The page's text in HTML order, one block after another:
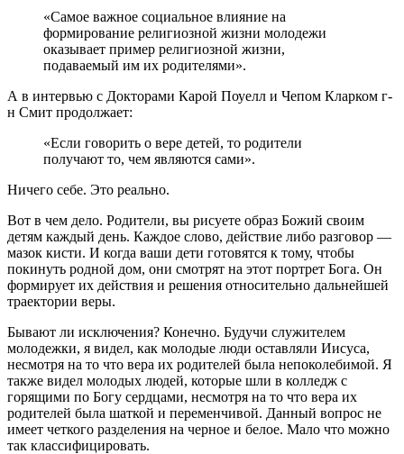
«Самое важное социальное влияние на
формирование религиозной жизни молодежи
оказывает пример религиозной жизни,
подаваемый им их родителями».
А в интервью с Докторами Карой Поуелл и Чепом Кларком г-
н Смит продолжает:
«Если говорить о вере детей, то родители
получают то, чем являются сами».
Ничего себе. Это реально.
Вот в чем дело. Родители, вы рисуете образ Божий своим
детям каждый день. Каждое слово, действие либо разговор —
мазок кисти. И когда ваши дети готовятся к тому, чтобы
покинуть родной дом, они смотрят на этот портрет Бога. Он
формирует их действия и решения относительно дальнейшей
траектории веры.
Бывают ли исключения? Конечно. Будучи служителем
молодежки, я видел, как молодые люди оставляли Иисуса,
несмотря на то что вера их родителей была непоколебимой. Я
также видел молодых людей, которые шли в колледж с
горящими по Богу сердцами, несмотря на то что вера их
родителей была шаткой и переменчивой. Данный вопрос не
имеет четкого разделения на черное и белое. Мало что можно
так классифицировать.